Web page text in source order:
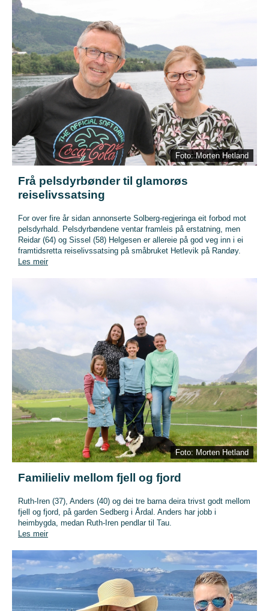
Foto: Morten Hetland
Frå pelsdyrbønder til glamorøs
reiselivssatsing
For over fire år sidan annonserte Solberg-regjeringa eit forbod mot
pelsdyrhald. Pelsdyrbøndene ventar framleis på erstatning, men
Reidar (64) og Sissel (58) Helgesen er allereie på god veg inn i ei
framtidsretta reiselivssatsing på småbruket Hetlevik på Randøy.
Les meir
Foto: Morten Hetland
Familieliv mellom fjell og fjord
Ruth-Iren (37), Anders (40) og dei tre barna deira trivst godt mellom
fjell og fjord, på garden Sedberg i Årdal. Anders har jobb i
heimbygda, medan Ruth-Iren pendlar til Tau.
Les meir